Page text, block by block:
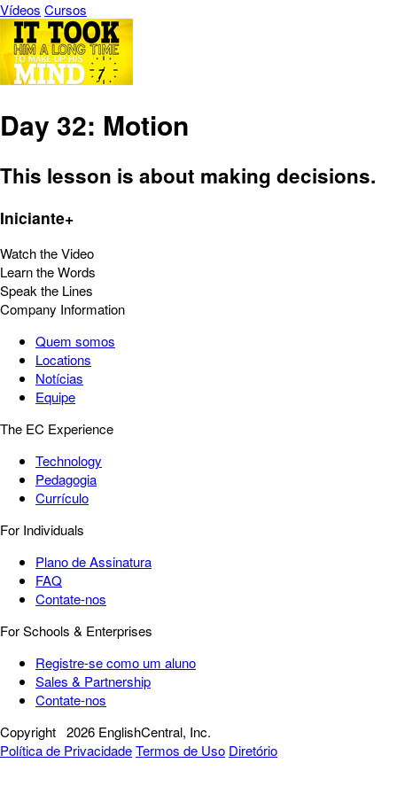
Vídeos Cursos
Day 32: Motion
This lesson is about making decisions.
Iniciante+
Watch the Video
Learn the Words
Speak the Lines
Company Information
Quem somos
Locations
Notícias
Equipe
The EC Experience
Technology
Pedagogia
Currículo
For Individuals
Plano de Assinatura
FAQ
Contate-nos
For Schools & Enterprises
Registre-se como um aluno
Sales & Partnership
Contate-nos
Copyright 2026 EnglishCentral, Inc.
Política de PrivacidadeTermos de Uso Diretório